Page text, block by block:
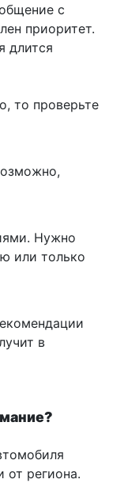
с
приоритет.
длится
то проверьте
Нужно
или только
в
от региона.